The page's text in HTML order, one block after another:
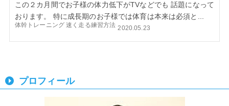
この２カ月間でお子様の体力低下がTVなどでも 話題になって
おります。 特に成長期のお子様では体育は本来は必須と...
体幹トレーニング 速く走る練習方法 2020.05.23
プロフィール